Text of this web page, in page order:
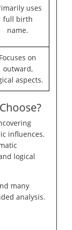
uses
full birth
name.
Focuses on
outward,
aspects.
influences.
logical
many
analysis.